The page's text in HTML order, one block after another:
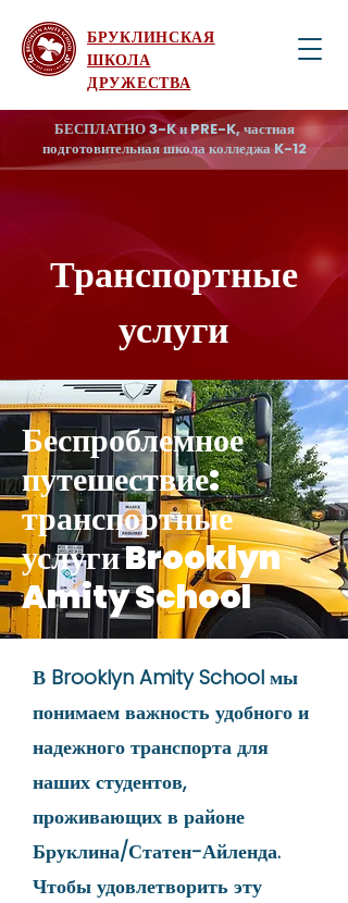
БРУКЛИНСКАЯ
ШКОЛА
ДРУЖЕСТВА
БЕСПЛАТНО 3-K и PRE-K, частная
подготовительная школа колледжа K-12
Транспортные
услуги
Беспроблемное
путешествие:
транспортные
услуги Brooklyn
Amity School
В Brooklyn Amity School мы
понимаем важность удобного и
надежного транспорта для
наших студентов,
проживающих в районе
Бруклина/Статен-Айленда.
Чтобы удовлетворить эту